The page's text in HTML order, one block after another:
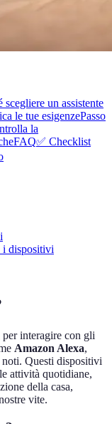
scegliere un assistente
le tue esigenzePasso
la
FAQ✅ Checklist
i dispositivi
interagire con gli
Amazon Alexa,
noti. Questi dispositivi
attività quotidiane,
della casa,
vite.